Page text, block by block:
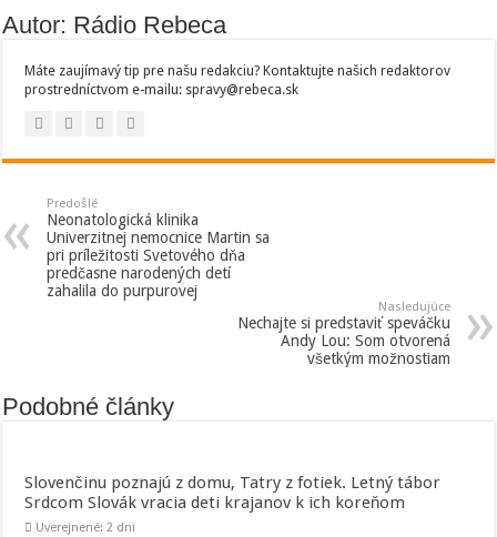
Autor: Rádio Rebeca
Máte zaujímavý tip pre našu redakciu? Kontaktujte našich redaktorov
prostredníctvom e-mailu: spravy@rebeca.sk
Predošlé
Neonatologická klinika
Univerzitnej nemocnice Martin sa
pri príležitosti Svetového dňa
predčasne narodených detí
zahalila do purpurovej
Nasledujúce
Nechajte si predstaviť speváčku
Andy Lou: Som otvorená
všetkým možnostiam
Podobné články
Slovenčinu poznajú z domu, Tatry z fotiek. Letný tábor
Srdcom Slovák vracia deti krajanov k ich koreňom
Uverejnené: 2 dni